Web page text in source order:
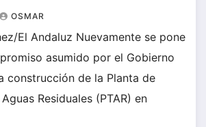
OSMAR
El Andaluz Nuevamente se pone
asumido por el Gobierno
construcción de la Planta de
Residuales (PTAR) en